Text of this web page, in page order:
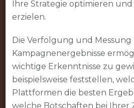
Ihre Strategie optimieren und
erzielen.
Die Verfolgung und Messung
Kampagnenergebnisse
wichtige Erkenntnisse zu
beispielsweise feststellen,
Plattformen die besten
welche Botschaften bei Ihrer